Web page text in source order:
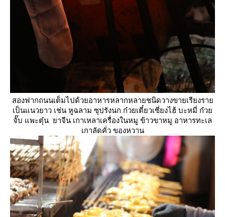
สองฟากถนนเต็มไปด้วยอาหารหลากหลายชนิดวางขายเรียงรา
เป็นแนวยาว เช่น หูฉลาม ซุปรังนก ก๋วยเตี๋ยวเซี่ยงไฮ้ บะหมี่ ก๋ว
จั๊บ แพะตุ๋น ยาจีน เกาเหลาเครื่องในหมู ข้าวขาหมู อาหารทะเล
เกาลัดคั่ว ของหวาน